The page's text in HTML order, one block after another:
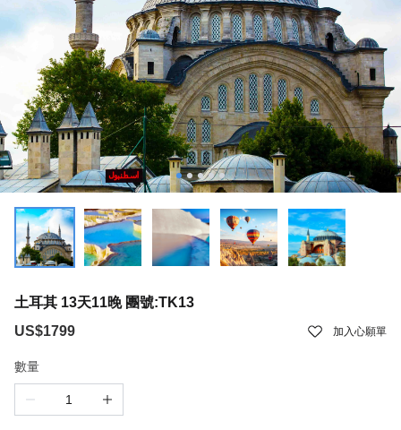
土耳其 13天11晚 團號:TK13
US$1799
加入心願單
數量